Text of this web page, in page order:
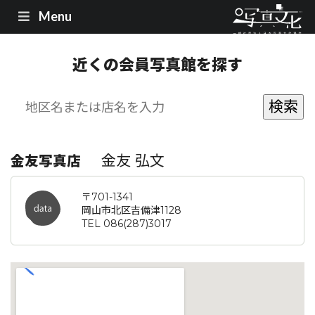
Menu
近くの会員写真館を探す
金友写真店 金友 弘文
〒701-1341
岡山市北区吉備津1128
TEL 086(287)3017